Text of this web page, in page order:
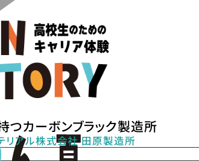
つカーボンブラック製造所
リアル株式会社 田原製造所